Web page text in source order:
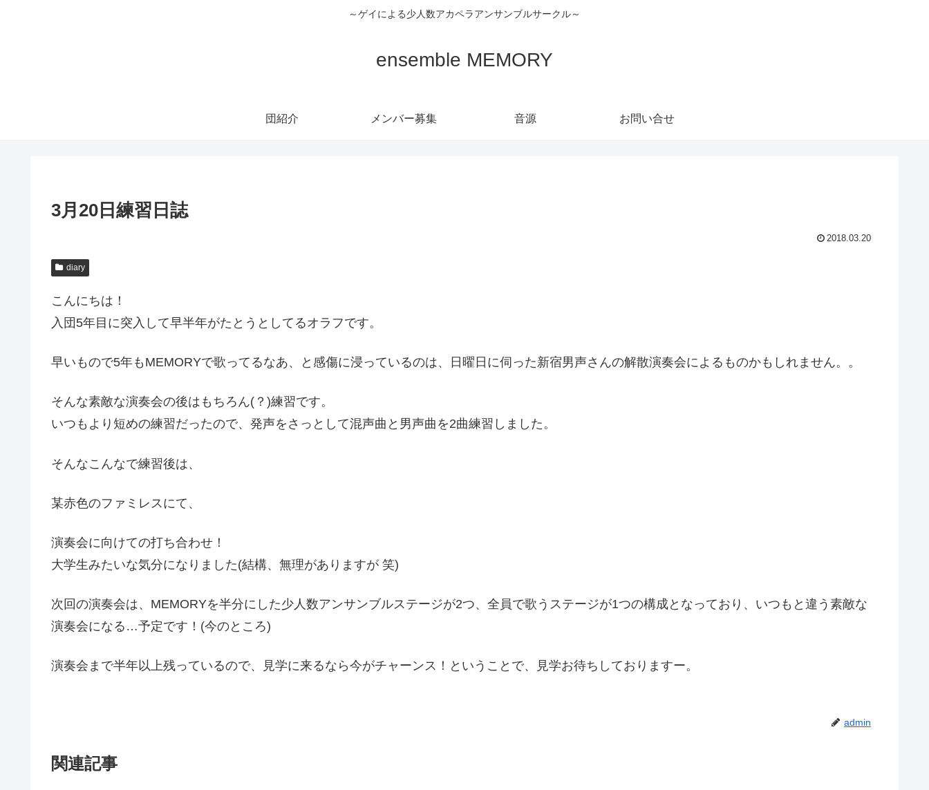
～ゲイによる少人数アカペラアンサンブルサークル～
ensemble MEMORY
団紹介 メンバー募集 音源 お問い合せ
3月20日練習日誌
2018.03.20
diary
こんにちは！
入団5年目に突入して早半年がたとうとしてるオラフです。
早いもので5年もMEMORYで歌ってるなあ、と感傷に浸っているのは、日曜日に伺った新宿男声さんの解散演奏会によるものかもしれません。。
そんな素敵な演奏会の後はもちろん(？)練習です。
いつもより短めの練習だったので、発声をさっとして混声曲と男声曲を2曲練習しました。
そんなこんなで練習後は、
某赤色のファミレスにて、
演奏会に向けての打ち合わせ！
大学生みたいな気分になりました(結構、無理がありますが 笑)
次回の演奏会は、MEMORYを半分にした少人数アンサンブルステージが2つ、全員で歌うステージが1つの構成となっており、いつもと違う素敵な
演奏会になる…予定です！(今のところ)
演奏会まで半年以上残っているので、見学に来るなら今がチャーンス！ということで、見学お待ちしておりますー。
admin
関連記事